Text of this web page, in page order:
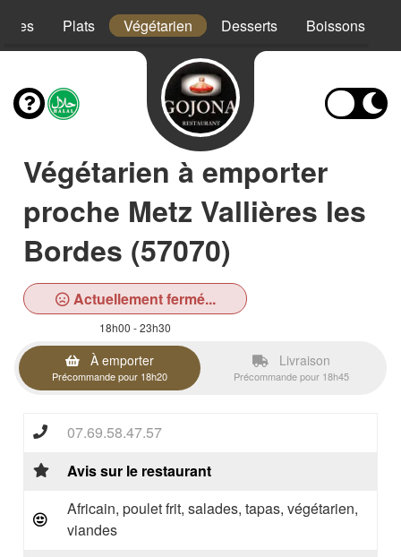
Plats Végétarien Desserts Boissons
Végétarien à emporter
proche Metz Vallières les
Bordes (57070)
Actuellement fermé...
18h00 - 23h30
À emporter
Précommande pour 18h20
Livraison
Précommande pour 18h45
07.69.58.47.57
Avis sur le restaurant
Africain, poulet frit, salades, tapas, végétarien,
viandes